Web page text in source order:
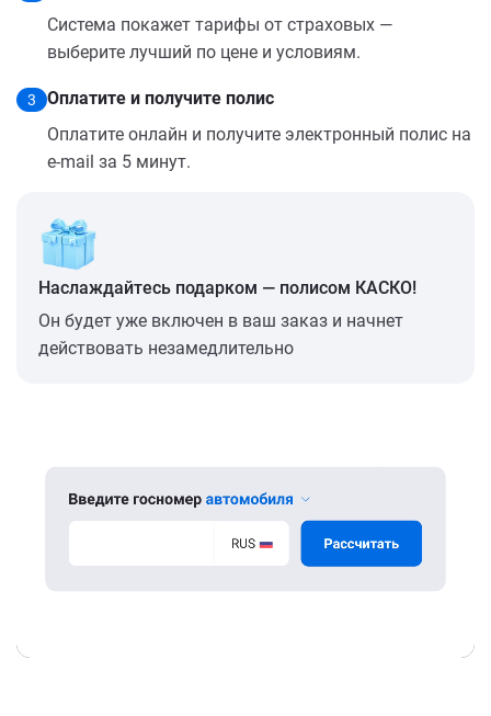
Система покажет тарифы от страховых —
выберите лучший по цене и условиям.
3
Оплатите и получите полис
Оплатите онлайн и получите электронный полис на
e-mail за 5 минут.
Наслаждайтесь подарком — полисом КАСКО!
Он будет уже включен в ваш заказ и начнет
действовать незамедлительно